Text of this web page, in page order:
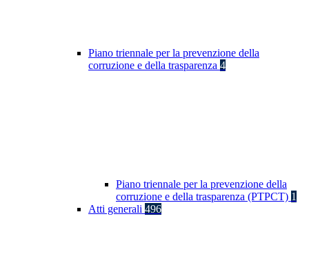
Piano triennale per la prevenzione della
corruzione e della trasparenza 4
Piano triennale per la prevenzione della
corruzione e della trasparenza (PTPCT) 1
Atti generali 496